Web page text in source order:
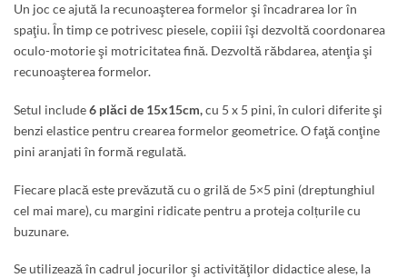
Un joc ce ajută la recunoaşterea formelor şi încadrarea lor în
spaţiu. În timp ce potrivesc piesele, copiii îşi dezvoltă coordonarea
oculo-motorie şi motricitatea fină. Dezvoltă răbdarea, atenţia şi
recunoaşterea formelor.
Setul include6 plăci de 15x15cm,cu 5 x 5 pini, în culori diferite şi
benzi elastice pentru crearea formelor geometrice. O faţă conţine
pini aranjati în formă regulată.
Fiecare placă este prevăzută cu o grilă de 5×5 pini (dreptunghiul
cel mai mare), cu margini ridicate pentru a proteja colțurile cu
buzunare.
Se utilizează în cadrul jocurilor şi activităţilor didactice alese, la